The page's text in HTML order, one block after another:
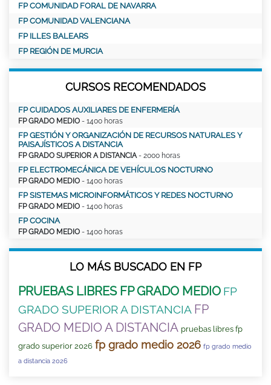
FP COMUNIDAD FORAL DE NAVARRA
FP COMUNIDAD VALENCIANA
FP ILLES BALEARS
FP REGIÓN DE MURCIA
CURSOS RECOMENDADOS
FP CUIDADOS AUXILIARES DE ENFERMERÍA
FP GRADO MEDIO - 1400 horas
FP GESTIÓN Y ORGANIZACIÓN DE RECURSOS NATURALES Y
PAISAJÍSTICOS A DISTANCIA
FP GRADO SUPERIOR A DISTANCIA - 2000 horas
FP ELECTROMECÁNICA DE VEHÍCULOS NOCTURNO
FP GRADO MEDIO - 1400 horas
FP SISTEMAS MICROINFORMÁTICOS Y REDES NOCTURNO
FP GRADO MEDIO - 1400 horas
FP COCINA
FP GRADO MEDIO - 1400 horas
LO MÁS BUSCADO EN FP
PRUEBAS LIBRES FP GRADO MEDIO FP
GRADO SUPERIOR A DISTANCIA FP
GRADO MEDIO A DISTANCIA pruebas libres fp
grado superior 2026 fp grado medio 2026 fp grado medio
a distancia 2026